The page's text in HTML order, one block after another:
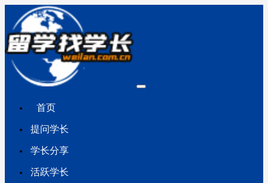
首页
提问学长
学长分享
活跃学长